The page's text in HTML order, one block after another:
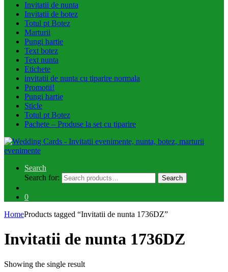
Invitatii de nunta
Invitatii de botez
Totul pt Botez
Marturii
Pungi hartie
Text botez
Text nunta
Etichete
invitatii de nunta cu tiparire normala
Promotii!
Pungi hartie
Sticle
Totul pt Botez
Pachete – Produse la set cu tiparire
Search
Search for:
Search
0
HomeProducts tagged “Invitatii de nunta 1736DZ”
Invitatii de nunta 1736DZ
Showing the single result